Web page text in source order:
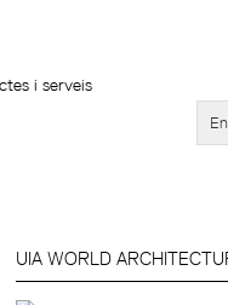
i serveis
UIA WORLD